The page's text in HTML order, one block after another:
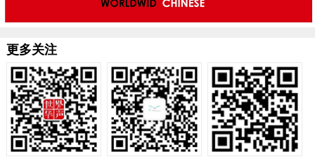
更多关注